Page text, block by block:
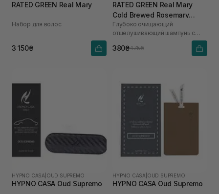
RATED GREEN Real Mary
Набор для волос
3 150₴
RATED GREEN Real Mary
Cold Brewed Rosemary
Exfoliating Scalp Shampoo
100 мл
Глубоко очищающий
отшелушивающий шампунь с
380₴475₴
HYPNO CASA OUD SUPREMO
HYPNO CASA Oud Supremo
HYPNO CASA OUD SUPREMO
HYPNO CASA Oud Supremo